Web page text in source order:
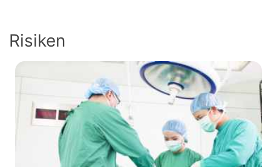
Risiken